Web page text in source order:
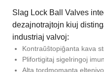
Slag Lock Ball Valves
dezajnotrajtojn kiuj
industriaj valvoj:
Kontraŭŝtopiĝanta kava
Plifortigitaj sigelringoj
Alta tordmomanta